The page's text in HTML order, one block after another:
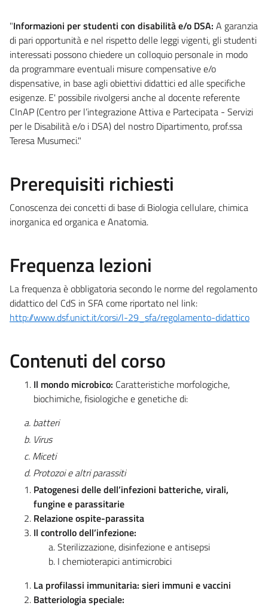
"Informazioni per studenti con disabilità e/o DSA: A garanzia
di pari opportunità e nel rispetto delle leggi vigenti, gli studenti
interessati possono chiedere un colloquio personale in modo
da programmare eventuali misure compensative e/o
dispensative, in base agli obiettivi didattici ed alle specifiche
esigenze. E' possibile rivolgersi anche al docente referente
CInAP (Centro per l’integrazione Attiva e Partecipata - Servizi
per le Disabilità e/o i DSA) del nostro Dipartimento, prof.ssa
Teresa Musumeci."
Prerequisiti richiesti
Conoscenza dei concetti di base di Biologia cellulare, chimica
inorganica ed organica e Anatomia.
Frequenza lezioni
La frequenza è obbligatoria secondo le norme del regolamento
didattico del CdS in SFA come riportato nel link:
http://www.dsf.unict.it/corsi/l-29_sfa/regolamento-didattico
Contenuti del corso
Il mondo microbico: Caratteristiche morfologiche,
biochimiche, fisiologiche e genetiche di:
a. batteri
b. Virus
c. Miceti
d. Protozoi e altri parassiti
Patogenesi delle dell’infezioni batteriche, virali,
fungine e parassitarie
Relazione ospite-parassita
Il controllo dell’infezione:
Sterilizzazione, disinfezione e antisepsi
I chemioterapici antimicrobici
La profilassi immunitaria: sieri immuni e vaccini
Batteriologia speciale: